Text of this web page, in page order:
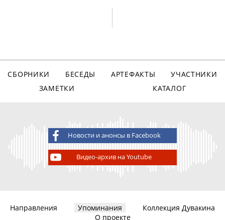
СБОРНИКИ БЕСЕДЫ АРТЕФАКТЫ
УЧАСТНИКИ
ЗАМЕТКИ
КАТАЛОГ
Новости и анонсы в Facebook
Видео-архив на Youtube
Направления Упоминания
Коллекция Дувакина
О проекте